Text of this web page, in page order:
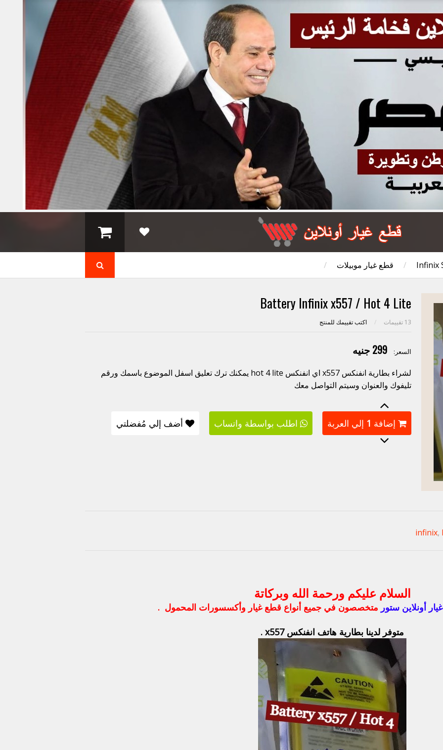
Infinix
/ قطع غيار موبيلات /
Battery Infinix x557 / Hot 4 Lite
13 تقييمات / اكتب تقييمك للمنتج
السعر: 299 جنيه
لشراء بطارية انفنكس x557 اي انفنكس hot 4 lite يمكنك ترك تعليق اسفل الموضوع باسمك ورقم
تليفوك والعنوان وسيتم التواصل معك
إضافة 1 إلي العربة اطلب بواسطة واتساب أضف إلي مُفضلتي
infinix,
السلام عليكم ورحمة الله وبركاتة
أونلاين ستور متخصصون في جميع أنواع قطع غيار وأكسسورات المحمول .
متوفر لدينا بطارية هاتف انفنكس x557 .